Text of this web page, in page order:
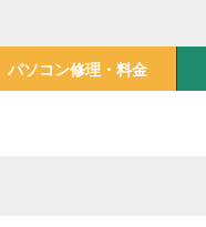
パソコン修理・料金